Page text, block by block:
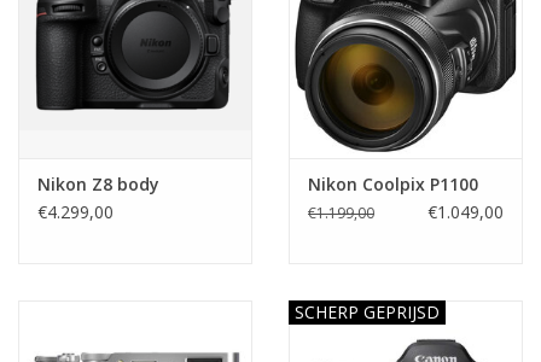
Nikon Z8 body
€4.299,00
Nikon Coolpix P1100
€1.199,00 €1.049,00
SCHERP GEPRIJSD